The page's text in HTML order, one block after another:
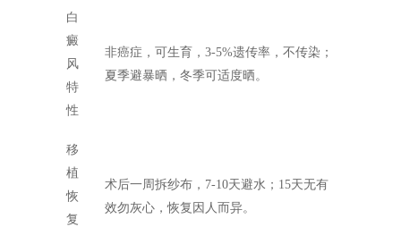
白
癜
风
特
性
非癌症，可生育，3-5%遗传率，不传染；
夏季避暴晒，冬季可适度晒。
移
植
恢
复
术后一周拆纱布，7-10天避水；15天无有
效勿灰心，恢复因人而异。